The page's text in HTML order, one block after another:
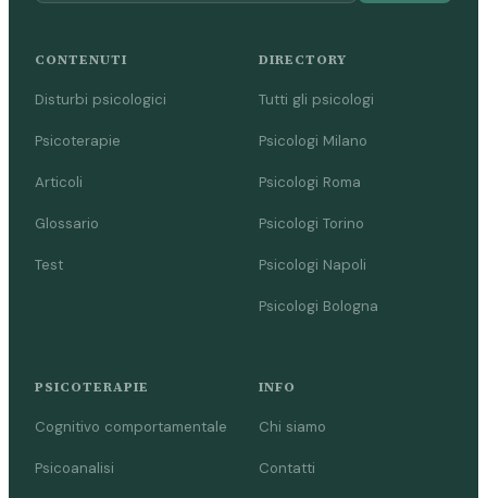
CONTENUTI
Disturbi psicologici
Psicoterapie
Articoli
Glossario
Test
DIRECTORY
Tutti gli psicologi
Psicologi Milano
Psicologi Roma
Psicologi Torino
Psicologi Napoli
Psicologi Bologna
PSICOTERAPIE
Cognitivo comportamentale
Psicoanalisi
INFO
Chi siamo
Contatti